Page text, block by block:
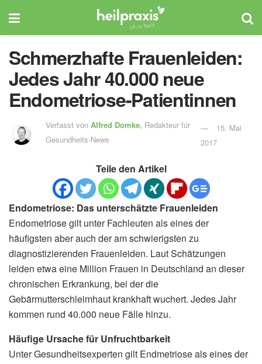
Schmerzhafte Frauenleiden:
Jedes Jahr 40.000 neue
Endometriose-Patientinnen
Verfasst vonAlfred Domke, Redakteur für
Gesundheits-News
15. Mai
2017
Teile den Artikel
Endometriose: Das unterschätzte Frauenleiden
Endometriose gilt unter Fachleuten als eines der
häufigsten aber auch der am schwierigsten zu
diagnostizierenden Frauenleiden. Laut Schätzungen
leiden etwa eine Million Frauen in Deutschland an dieser
chronischen Erkrankung, bei der die
Gebärmutterschleimhaut krankhaft wuchert. Jedes Jahr
kommen rund 40.000 neue Fälle hinzu.
Häufige Ursache für Unfruchtbarkeit
Unter Gesundheitsexperten gilt Endmetriose als eines der